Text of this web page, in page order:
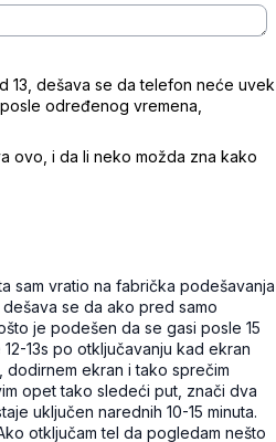
13, dešava se da telefon neće uvek
određenog vremena,
ovo, i da li neko možda zna kako
sam vratio na fabrička podešavanja
se da ako pred samo
je podešen da se gasi posle 15
13s po otključavanju kad ekran
dodirnem ekran i tako sprečim
opet tako sledeći put, znači dva
uključen narednih 10-15 minuta.
otključam tel da pogledam nešto